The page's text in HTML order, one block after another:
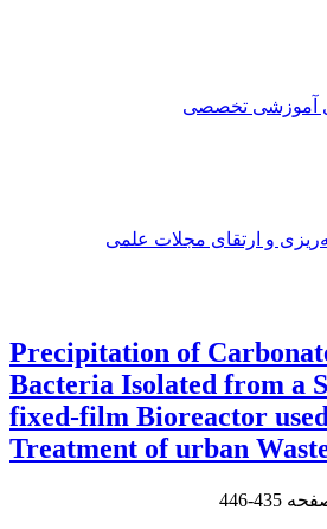
آموزشی تخصصی
و ارتقای مجلات علمی
Precipitation of
Bacteria Isolated from a
fixed-film Bioreactor
Treatment of urban
435-446